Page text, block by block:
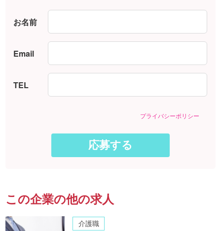
お名前
Email
TEL
プライバシーポリシー
この企業の他の求人
介護職